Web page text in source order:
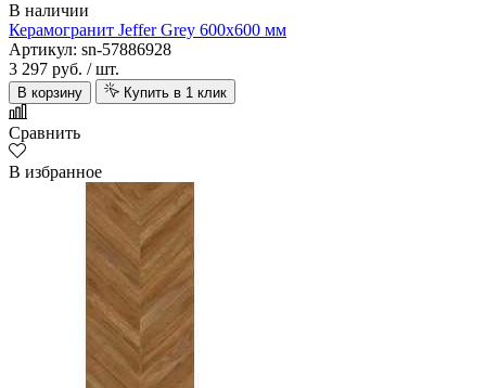
В наличии
Керамогранит Jeffer Grey 600х600 мм
Артикул: sn-57886928
3 297 руб. / шт.
В корзину Купить в 1 клик
Сравнить
В избранное